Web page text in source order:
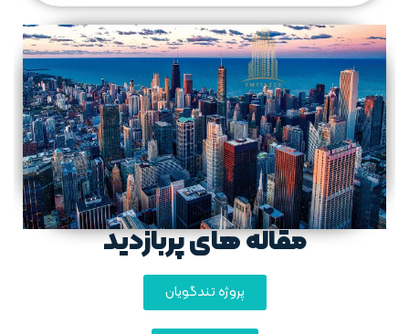
مقاله های پربازدید
پروژه تندگویان